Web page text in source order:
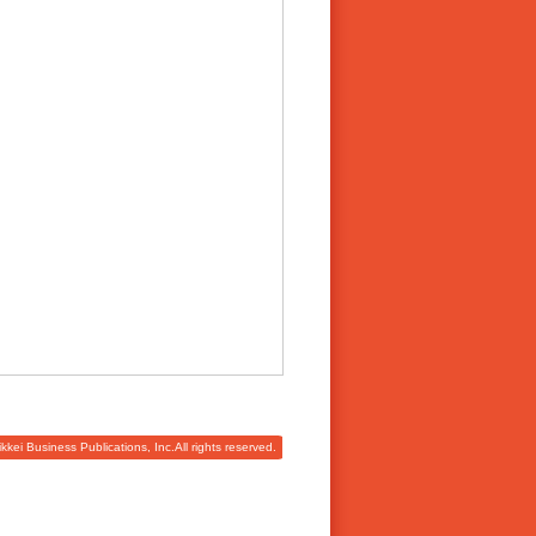
Business Publications, Inc.All rights reserved.